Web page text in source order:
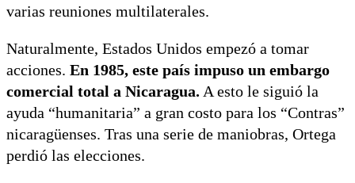
varias reuniones multilaterales.
Naturalmente, Estados Unidos empezó a tomar
acciones. En 1985, este país impuso un embargo
comercial total a Nicaragua. A esto le siguió la
ayuda “humanitaria” a gran costo para los “Contras”
nicaragüenses. Tras una serie de maniobras, Ortega
perdió las elecciones.